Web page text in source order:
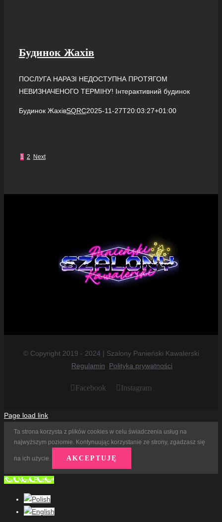
Будинок Жахів
ПОСЛУГА НАРАЗІ НЕДОСТУПНА ПРОТЯГОМ
НЕВИЗНАЧЕНОГО ТЕРМІНУ! Інтерактивний будинок
Будинок ЖахівSQRC2025-11-27T20:03:27+01:00
1 2 Next
© Copyright 2019 - 2024 | Szalony Panieński Kawalerski
Regulamin
Polityka prywatności
Facebook Instagram
Page load link
Ta strona korzysta z plików cookies w celu świadczenia usług na
najwyższym poziomie. Kontynuując korzystanie ze strony, zgadzasz się
na ich użycie. AKCEPTUJĘ
Call Now Button